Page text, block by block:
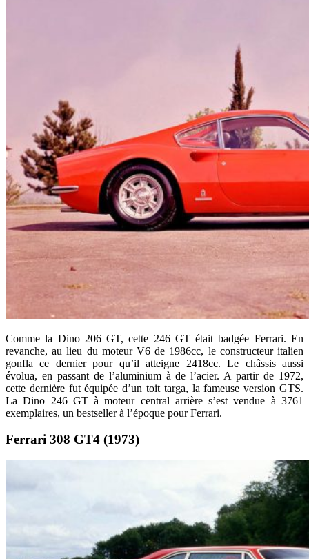
Comme la Dino 206 GT, cette 246 GT était badgée Ferrari. En
revanche, au lieu du moteur V6 de 1986cc, le constructeur italien
gonfla ce dernier pour qu’il atteigne 2418cc. Le châssis aussi
évolua, en passant de l’aluminium à de l’acier. A partir de 1972,
cette dernière fut équipée d’un toit targa, la fameuse version GTS.
La Dino 246 GT à moteur central arrière s’est vendue à 3761
exemplaires, un bestseller à l’époque pour Ferrari.
Ferrari 308 GT4 (1973)